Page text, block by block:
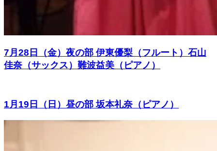
7月28日（金）夜の部 伊東優梨（フルート）石山
佳奈（サックス）難波益美（ピアノ）
1月19日（日）昼の部 坂本礼奈（ピアノ）